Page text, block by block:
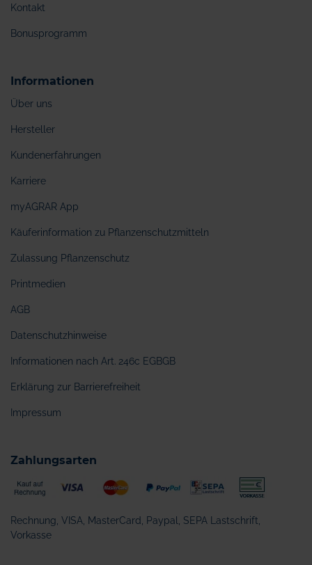
Kontakt
Bonusprogramm
Informationen
Über uns
Hersteller
Kundenerfahrungen
Karriere
myAGRAR App
Käuferinformation zu Pflanzenschutzmitteln
Zulassung Pflanzenschutz
Printmedien
AGB
Datenschutzhinweise
Informationen nach Art. 246c EGBGB
Erklärung zur Barrierefreiheit
Impressum
Zahlungsarten
Rechnung, VISA, MasterCard, Paypal, SEPA Lastschrift,
Vorkasse